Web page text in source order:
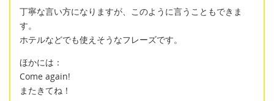
丁寧な言い方になりますが、このように言うこともできま
す。
ホテルなどでも使えそうなフレーズです。
ほかには：
Come again!
またきてね！